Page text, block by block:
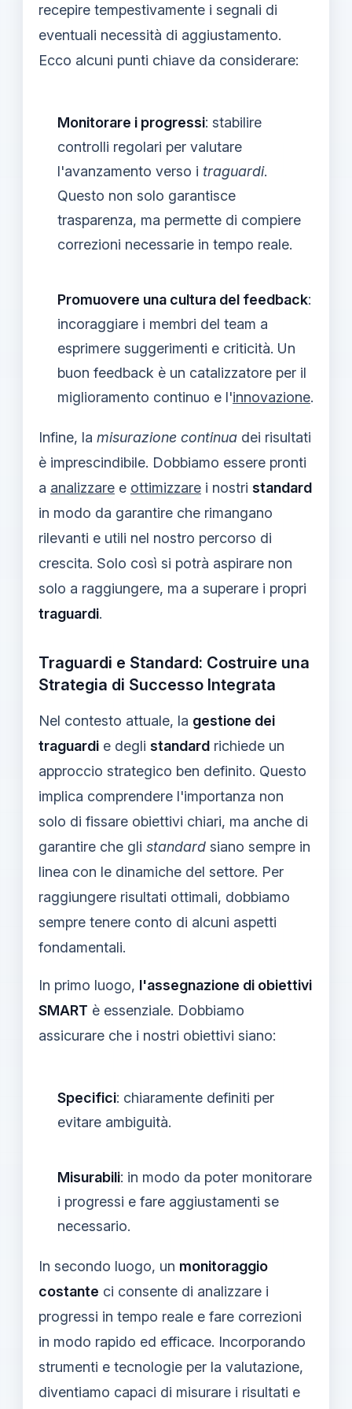
recepire tempestivamente i segnali di
eventuali necessità di aggiustamento.
Ecco alcuni punti chiave da considerare:
Monitorare i progressi: stabilire
controlli regolari per valutare
l'avanzamento verso i traguardi.
Questo non solo garantisce
trasparenza, ma permette di compiere
correzioni necessarie in tempo reale.
Promuovere una cultura del feedback:
incoraggiare i membri del team a
esprimere suggerimenti e criticità. Un
buon feedback è un catalizzatore per il
miglioramento continuo e l'innovazione.
Infine, la misurazione continua dei risultati
è imprescindibile. Dobbiamo essere pronti
a analizzare e ottimizzare i nostri standard
in modo da garantire che rimangano
rilevanti e utili nel nostro percorso di
crescita. Solo così si potrà aspirare non
solo a raggiungere, ma a superare i propri
traguardi.
Traguardi e Standard: Costruire una
Strategia di Successo Integrata
Nel contesto attuale, la gestione dei
traguardi e degli standard richiede un
approccio strategico ben definito. Questo
implica comprendere l'importanza non
solo di fissare obiettivi chiari, ma anche di
garantire che gli standard siano sempre in
linea con le dinamiche del settore. Per
raggiungere risultati ottimali, dobbiamo
sempre tenere conto di alcuni aspetti
fondamentali.
In primo luogo, l'assegnazione di obiettivi
SMART è essenziale. Dobbiamo
assicurare che i nostri obiettivi siano:
Specifici: chiaramente definiti per
evitare ambiguità.
Misurabili: in modo da poter monitorare
i progressi e fare aggiustamenti se
necessario.
In secondo luogo, un monitoraggio
costante ci consente di analizzare i
progressi in tempo reale e fare correzioni
in modo rapido ed efficace. Incorporando
strumenti e tecnologie per la valutazione,
diventiamo capaci di misurare i risultati e